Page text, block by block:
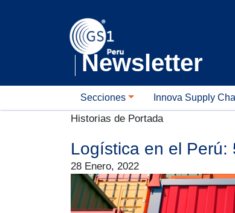
Newsletter
GS1 Newsletter
Secciones Innova Supply
Historias de Portada
Logística en el Perú:
28 Enero, 2022